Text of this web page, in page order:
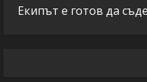
Екипът е готов да